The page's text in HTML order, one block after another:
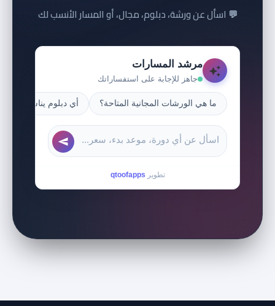
💬 اسأل عن ورشة، دبلوم، مجال، أو المسار الأنسب لك
مرشد المسارات
جاهز للإجابة على استفساراتك
ما هي الورشات المجانية المتاحة؟ أي دبلوم يناسبني
تطوير qtoofapps